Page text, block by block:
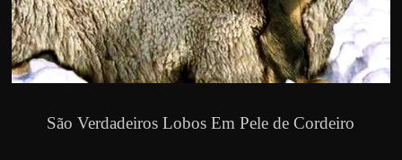
São Verdadeiros Lobos Em Pele de Cordeiro